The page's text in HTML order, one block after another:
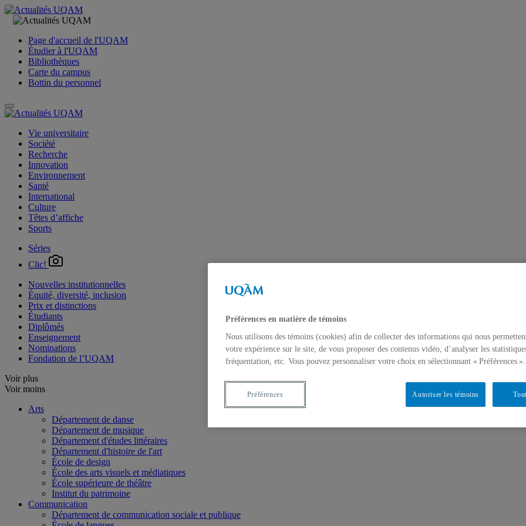
Page d'accueil de l'UQAM
Étudier à l'UQAM
Bibliothèques
Carte du campus
Bottin du personnel
Vie universitaire
Société
Recherche
Innovation
Environnement
Santé
International
Culture
Têtes d’affiche
Sports
Séries
Clic!
Nouvelles institutionnelles
Équité, diversité, inclusion
Prix et distinctions
Étudiants
Diplômés
Enseignement
Nominations
Fondation de l’UQAM
Voir plus
Voir moins
Arts
Département de danse
Département de musique
Département d'études littéraires
Département d'histoire de l'art
École de design
École des arts visuels et médiatiques
École supérieure de théâtre
Institut du patrimoine
Communication
Département de communication sociale et publique
Préférences en matière de témoins
Nous utilisons des témoins (cookies) afin de collecter des informations qui nous
votre expérience sur le site, de vous proposer des contenus vidéo, d’analyser les
fréquentation, etc. Vous pouvez personnaliser votre choix en sélectionnant « Préférences ».
Autoriser les témoins
Préférences